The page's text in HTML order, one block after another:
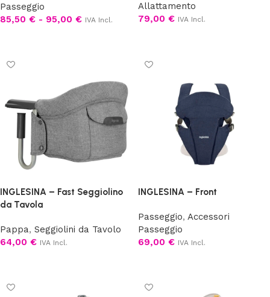
Passeggio
85,50 € - 95,00 € IVA Incl.
Allattamento
79,00 € IVA Incl.
INGLESINA – Fast Seggiolino
da Tavola
Pappa, Seggiolini da Tavolo
64,00 € IVA Incl.
INGLESINA – Front
Passeggio, Accessori
Passeggio
69,00 € IVA Incl.